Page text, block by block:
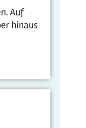
Auf
hinaus